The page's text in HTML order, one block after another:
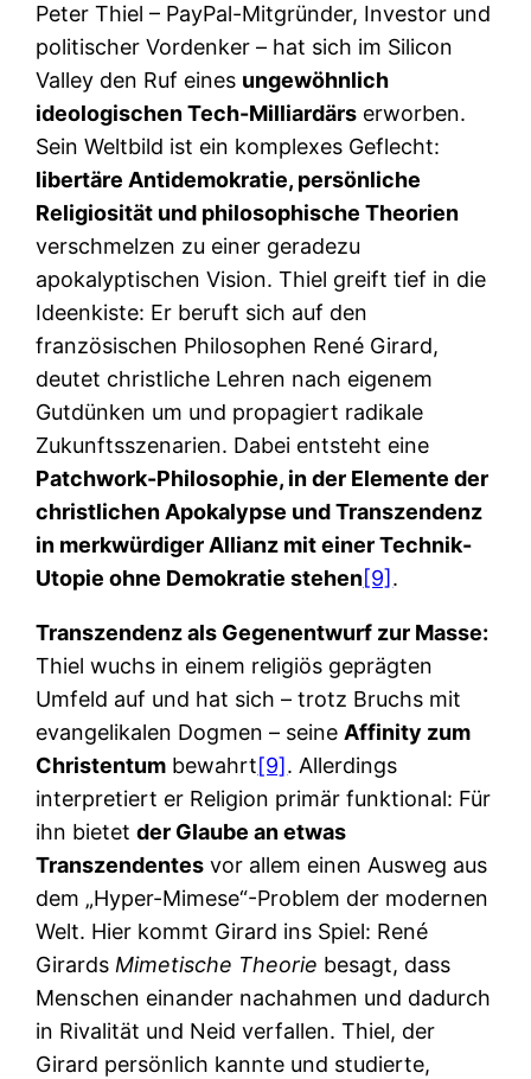
Peter Thiel – PayPal-Mitgründer, Investor und
politischer Vordenker – hat sich im Silicon
Valley den Ruf eines ungewöhnlich
ideologischen Tech-Milliardärs erworben.
Sein Weltbild ist ein komplexes Geflecht:
libertäre Antidemokratie, persönliche
Religiosität und philosophische Theorien
verschmelzen zu einer geradezu
apokalyptischen Vision. Thiel greift tief in die
Ideenkiste: Er beruft sich auf den
französischen Philosophen René Girard,
deutet christliche Lehren nach eigenem
Gutdünken um und propagiert radikale
Zukunftsszenarien. Dabei entsteht eine
Patchwork-Philosophie, in der Elemente der
christlichen Apokalypse und Transzendenz
in merkwürdiger Allianz mit einer Technik-
Utopie ohne Demokratie stehen[9] .
Transzendenz als Gegenentwurf zur Masse:
Thiel wuchs in einem religiös geprägten
Umfeld auf und hat sich – trotz Bruchs mit
evangelikalen Dogmen – seineAffinity zum
Christentum bewahrt[9]. Allerdings
interpretiert er Religion primär funktional: Für
ihn bietetder Glaube an etwas
Transzendentes vor allem einen Ausweg aus
dem „Hyper-Mimese“-Problem der modernen
Welt. Hier kommt Girard ins Spiel: René
GirardsMimetische Theorie besagt, dass
Menschen einander nachahmen und dadurch
in Rivalität und Neid verfallen. Thiel, der
Girard persönlich kannte und studierte,